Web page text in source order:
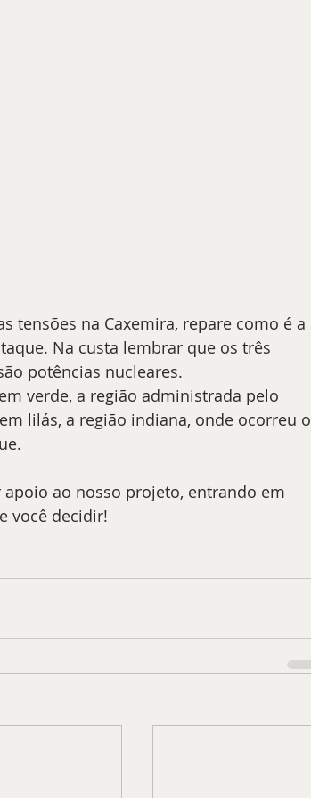
tensões na Caxemira, repare como é a
Na custa lembrar que os três
potências nucleares.
verde, a região administrada pelo
lilás, a região indiana, onde ocorreu o
apoio ao nosso projeto, entrando em
você decidir!